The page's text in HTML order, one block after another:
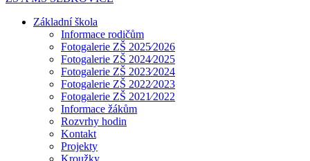
Základní škola
Informace rodičům
Fotogalerie ZŠ 2025⁄2026
Fotogalerie ZŠ 2024⁄2025
Fotogalerie ZŠ 2023⁄2024
Fotogalerie ZŠ 2022⁄2023
Fotogalerie ZŠ 2021⁄2022
Informace žákům
Rozvrhy hodin
Kontakt
Projekty
Kroužky